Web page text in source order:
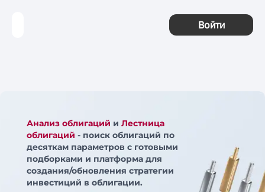
Войти
Анализ облигаций и Лестница
облигаций - поиск облигаций по
десяткам параметров с готовыми
подборками и платформа для
создания/обновления стратегии
инвестиций в облигации.